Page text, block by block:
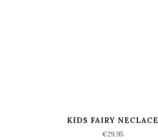
KIDS FAIRY NECLACE
€29,95